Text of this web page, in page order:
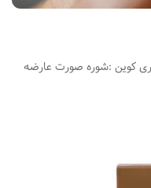
کوین :شوره صورت عارضه